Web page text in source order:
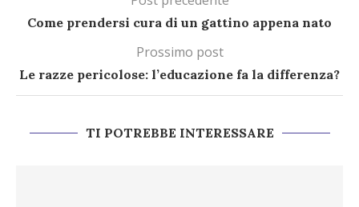
Come prendersi cura di un gattino appena nato
Prossimo post
Le razze pericolose: l’educazione fa la differenza?
TI POTREBBE INTERESSARE